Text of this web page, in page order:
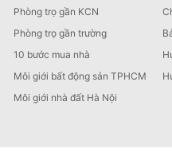
Phòng trọ gần KCN
Phòng trọ gần trường
10 bước mua nhà
Môi giới bất động sản TPHCM
Môi giới nhà đất Hà Nội